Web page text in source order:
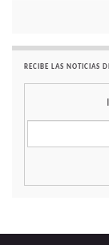
RECIBE LAS NOTICIAS